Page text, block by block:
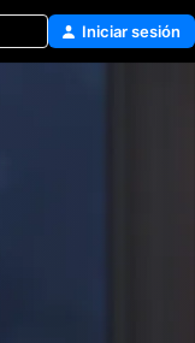
Iniciar sesión